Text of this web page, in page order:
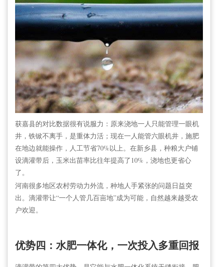
获嘉县的对比数据很有说服力：原来浇地一人只能管理一眼机
井，铁锨不离手，是重体力活；现在一人能管六眼机井，施肥
在地边就能操作，人工节省70%以上。在新乡县，种粮大户铺
设滴灌带后，玉米出苗率比往年提高了10%，浇地也更省心
了。
河南很多地区农村劳动力外流，种地人手紧张的问题日益突
出。滴灌带让“一个人管几百亩地”成为可能，自然越来越受农
户欢迎。
优势四：水肥一体化，一次投入多重回报